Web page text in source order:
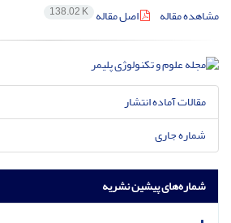
مشاهده مقاله
اصل مقاله 138.02 K
مقالات آماده انتشار
شماره جاری
شماره‌های پیشین نشریه